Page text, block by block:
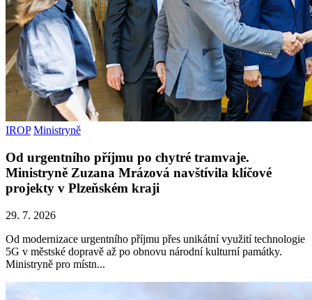
IROP Ministryně
Od urgentního příjmu po chytré tramvaje.
Ministryně Zuzana Mrázová navštívila klíčové
projekty v Plzeňském kraji
29. 7. 2026
Od modernizace urgentního příjmu přes unikátní využití technologie
5G v městské dopravě až po obnovu národní kulturní památky.
Ministryně pro místn...